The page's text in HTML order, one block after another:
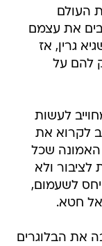
העולם
את עצמם
גרין, אז
להם על
לעשות
לקרוא את
האמונה שכל
לציבור ולא
לשעמום,
חטא.
את הבלוגרים